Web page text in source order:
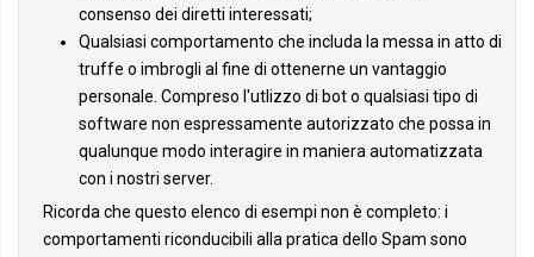
consenso dei diretti interessati;
Qualsiasi comportamento che includa la messa in atto di
truffe o imbrogli al fine di ottenerne un vantaggio
personale. Compreso l'utlizzo di bot o qualsiasi tipo di
software non espressamente autorizzato che possa in
qualunque modo interagire in maniera automatizzata
con i nostri server.
Ricorda che questo elenco di esempi non è completo: i
comportamenti riconducibili alla pratica dello Spam sono